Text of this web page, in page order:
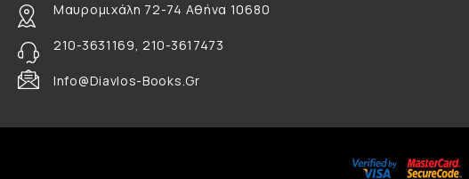
Μαυρομιχάλη 72-74 Αθήνα 10680
210-3631169, 210-3617473
Info@diavlos-Books.gr